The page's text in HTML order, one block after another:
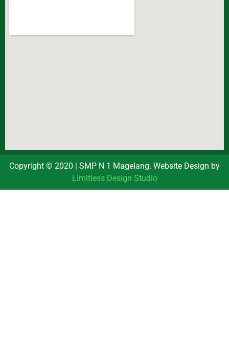
Copyright © 2020 | SMP N 1 Magelang. Website Design by
Limitless Design Studio